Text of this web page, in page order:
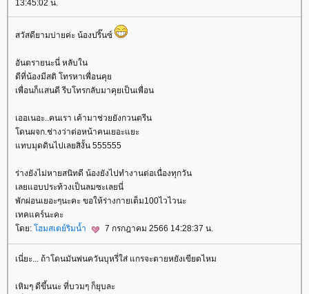
13:45:02 น.
สวัสดียามบ่ายค่ะ น้องปริ๊นซ์
อันตรายนะนี่ หลับใน
ดีที่น้องมีสติ โทรหาเพื่อนคุ
เพื่อนก็แสนดี รีบโทรกลับมาคุยเป็นเพื่อน
เออเนอะ..คนเรา เค้ามาช่วยยังกวนตรีน
ดนผจก.ช่างว่าต่อหน้าคนเยอะแยะ
ทบมุดดินไปเลยสิงั้น 555555
ร่างยังไม่หายสนิทดี น้องยังไปทำงานต่อเนื่องทุกวัน
เลยแอบประท้วงเป็นลมซะเลยนี่
พักผ่อนเยอะๆนะคะ ขอให้ร่างกายเต็ม100ไวไวนะ
เทคแคร์นะคะ
ดย: ฮมสเตย์ริมน้ำ 7 กรกฎาคม 2566 14:28:37 น.
เนี่ยะ... ถ้าโดนมันพ่นควันบุหรี่ใส่ แกรจะตายหยังเขียดไหม
เหิมๆ ดีขึ้นนะ ที่บวมๆ ก็ยุบละ